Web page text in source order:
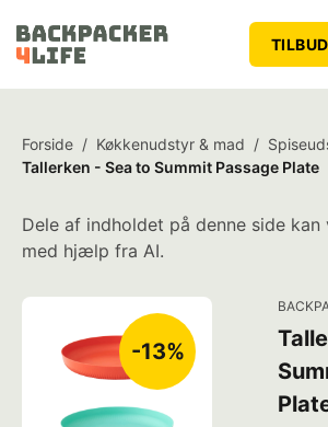
TILBUD
Forside / Køkkenudstyr & mad /
Tallerken - Sea to Summit Passage Plate
Dele af indholdet på denne side
med hjælp fra AI.
-13%